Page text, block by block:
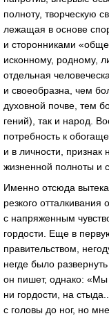
полноту, творческую
лежащая в основе
и сторонниками
исконному, родному,
отдельная
и своеобразна, чем
духовной почве, тем
гений), так и народ.
потребность к
и в личности, признак
жизненной полноты и
Именно отсюда
резкого отталкивания
с напряженным
гордости. Еще в
правительством,
негде было
он пишет, однако:
ни гордости, на
с головы до ног, но